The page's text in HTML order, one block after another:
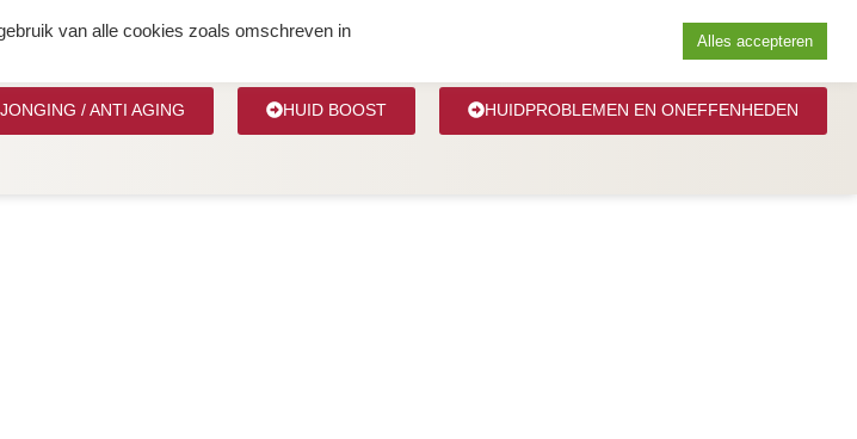
AFSPRAAK MAKEN REFERENTIES
/ ANTI AGING HUID BOOST HUIDPROBLEMEN EN ONEFFENHEDEN
van alle cookies zoals omschreven in
Alles accepteren